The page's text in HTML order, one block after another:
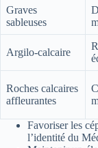
Graves
sableuses
Argilo-calcaire
Roches calcaires
affleurantes
Favoriser les
l’identité du